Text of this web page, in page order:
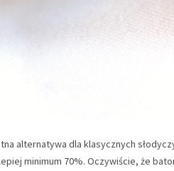
alternatywa dla klasycznych
minimum 70%. Oczywiście, że